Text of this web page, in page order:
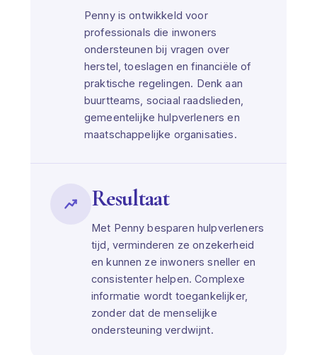
Penny is ontwikkeld voor
professionals die inwoners
ondersteunen bij vragen over
herstel, toeslagen en financiële of
praktische regelingen. Denk aan
buurtteams, sociaal raadslieden,
gemeentelijke hulpverleners en
maatschappelijke organisaties.
Resultaat
Met Penny besparen hulpverleners
tijd, verminderen ze onzekerheid
en kunnen ze inwoners sneller en
consistenter helpen. Complexe
informatie wordt toegankelijker,
zonder dat de menselijke
ondersteuning verdwijnt.